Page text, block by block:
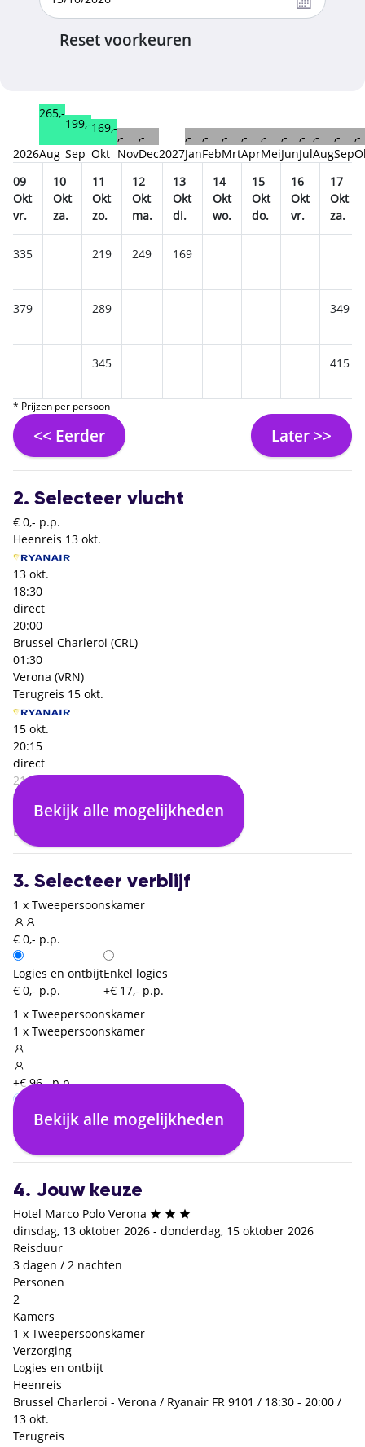
Reset voorkeuren
2026
265,-
Aug
199,-
Sep
169,-
Okt
,-
Nov
,-
Dec2027
,-
Jan
,-
Feb
,-
Mrt
,-
Apr
,-
Mei
,-
Jun
,-
Jul
,-
Aug
,-
Sep
,-
09
Okt
vr.
10
Okt
za.
11
Okt
zo.
12
Okt
ma.
13
Okt
di.
14
Okt
wo.
15
Okt
do.
16
Okt
vr.
17
Okt
za.
335 219 249 169
379 289 349
345 415
* Prijzen per persoon
<< Eerder Later >>
2. Selecteer vlucht
€ 0,- p.p.
Heenreis 13 okt.
13 okt.
18:30
direct
20:00
Brussel Charleroi (CRL)
01:30
Verona (VRN)
Terugreis 15 okt.
15 okt.
20:15
direct
21:55
Verona (VRN)
01:40
Brussel Charleroi (CRL)
Bekijk alle mogelijkheden
3. Selecteer verblijf
1 x Tweepersoonskamer
€ 0,- p.p.
Logies en ontbijt
€ 0,- p.p.
Enkel logies
+€ 17,- p.p.
1 x Tweepersoonskamer
1 x Tweepersoonskamer
+€ 96,- p.p.
Logies en ontbijt
€ 0,- p.p.
Bekijk alle mogelijkheden
4. Jouw keuze
Hotel Marco Polo Verona
dinsdag, 13 oktober 2026 - donderdag, 15 oktober 2026
Reisduur
3 dagen / 2 nachten
Personen
2
Kamers
1 x Tweepersoonskamer
Verzorging
Logies en ontbijt
Heenreis
Brussel Charleroi - Verona / Ryanair FR 9101 / 18:30 - 20:00 /
13 okt.
Terugreis